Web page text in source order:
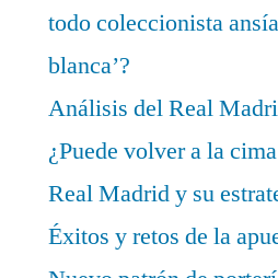
todo coleccionista
blanca’?
Análisis del Real
¿Puede volver a la
Real Madrid y su
Éxitos y retos de la